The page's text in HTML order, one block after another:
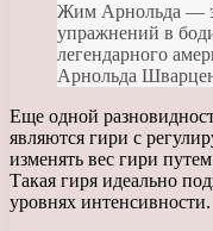
Жим Арнольда —
упражнений в
легендарного
Арнольда
Еще одной
являются гири с
изменять вес гири
Такая гиря идеально
уровнях интенсивности.